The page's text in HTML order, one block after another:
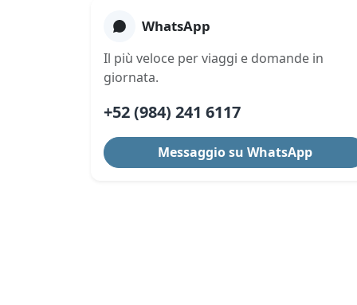
WhatsApp
Il più veloce per viaggi e domande in
giornata.
+52 (984) 241 6117
Messaggio su WhatsApp